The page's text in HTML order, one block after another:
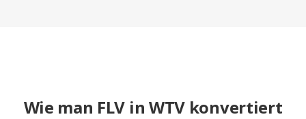
Wie man FLV in WTV konvertiert